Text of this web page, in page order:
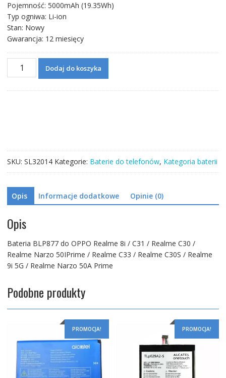
Pojemność: 5000mAh (19.35Wh)
Typ ogniwa: Li-ion
Stan: Nowy
Gwarancja: 12 miesięcy
ilość
Bateria
Realme
C31
/
Realme
C30
/
Realme
Narzo
50I
Prime
/
/
Realme
Realme
Dodaj do koszyka
SKU: SL32014 Kategorie: Baterie do telefonów, Kategoria baterii
Opis Informacje dodatkowe Opinie (0)
Opis
Bateria BLP877 do OPPO Realme 8i / C31 / Realme C30 /
Realme Narzo 50IPrime / Realme C33 / Realme C30S / Realme
9i 5G / Realme Narzo 50A Prime
Podobne produkty
PROMOCJA! PROMOCJA!